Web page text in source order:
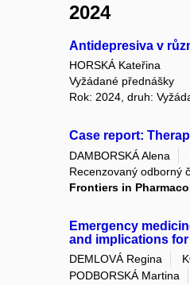
2024
Antidepresiva v
HORSKÁ Kateřina
Vyžádané přednášky
Rok: 2024, druh:
Case report:
DAMBORSKÁ Alena
Recenzovaný odborný
Frontiers in
Emergency
and implications
DEMLOVÁ Regina
PODBORSKÁ Martina